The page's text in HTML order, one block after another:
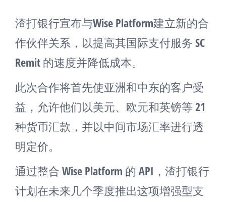
渣打银行宣布与Wise Platform建立新的合
作伙伴关系，以提高其国际支付服务 SC
Remit 的速度并降低成本。
此次合作将首先使亚洲和中东的客户受
益，允许他们以美元、欧元和英镑等 21
种货币汇款，并以中间市场汇率进行透
明定价。
通过整合 Wise Platform 的 API，渣打银行
计划在未来几个季度推出这项增强型支